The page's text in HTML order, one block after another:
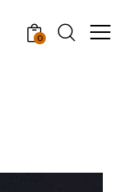
0